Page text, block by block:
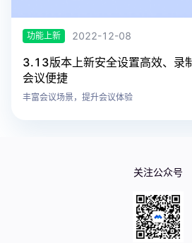
功能上新 2022-12-08
3.13版本上新安全设置高效、录
会议便捷
丰富会议场景，提升会议体验
关注公众号